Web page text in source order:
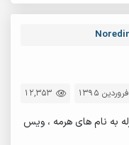
12,353
به نام های هرمه ، ویس